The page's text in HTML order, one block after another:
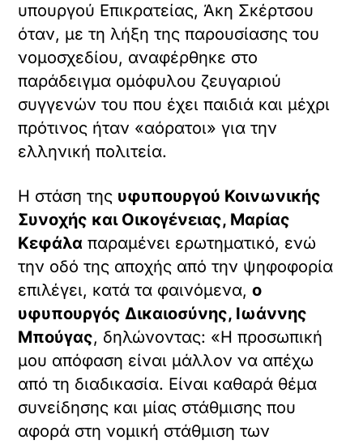
υπουργού Επικρατείας, Άκη Σκέρτσου
όταν, με τη λήξη της παρουσίασης του
νομοσχεδίου, αναφέρθηκε στο
παράδειγμα ομόφυλου ζευγαριού
συγγενών του που έχει παιδιά και μέχρι
πρότινος ήταν «αόρατοι» για την
ελληνική πολιτεία.
Η στάση της υφυπουργού Κοινωνικής
Συνοχής και Οικογένειας, Μαρίας
Κεφάλα παραμένει ερωτηματικό, ενώ
την οδό της αποχής από την ψηφοφορία
επιλέγει, κατά τα φαινόμενα,ο
υφυπουργός Δικαιοσύνης, Ιωάννης
Μπούγας, δηλώνοντας: «Η προσωπική
μου απόφαση είναι μάλλον να απέχω
από τη διαδικασία. Είναι καθαρά θέμα
συνείδησης και μίας στάθμισης που
αφορά στη νομική στάθμιση των